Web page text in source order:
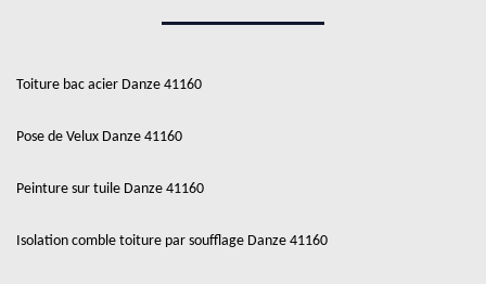
Toiture bac acier Danze 41160
Pose de Velux Danze 41160
Peinture sur tuile Danze 41160
Isolation comble toiture par soufflage Danze 41160